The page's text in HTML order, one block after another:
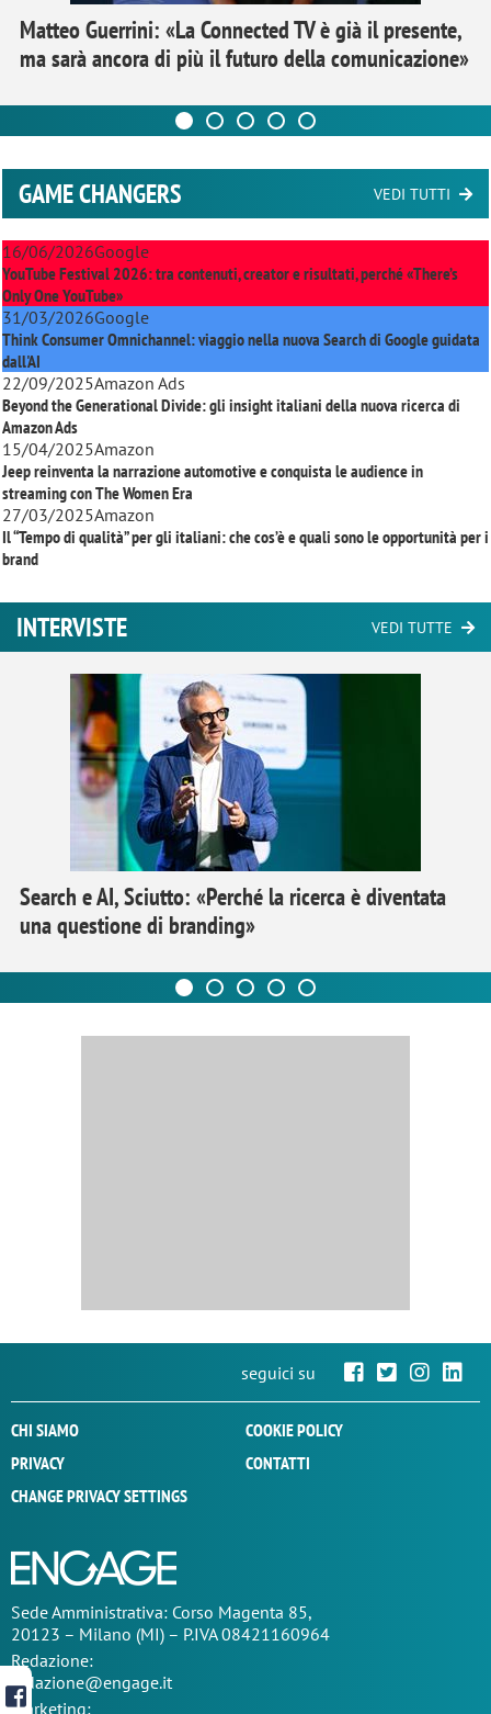
Matteo Guerrini: «La Connected TV è già il presente,
ma sarà ancora di più il futuro della comunicazione»
GAME CHANGERS VEDI TUTTI
16/06/2026Google
YouTube Festival 2026: tra contenuti, creator e risultati, perché «There’s
Only One YouTube»
31/03/2026Google
Think Consumer Omnichannel: viaggio nella nuova Search di Google guidata
dall'AI
22/09/2025Amazon Ads
Beyond the Generational Divide: gli insight italiani della nuova ricerca di
Amazon Ads
15/04/2025Amazon
Jeep reinventa la narrazione automotive e conquista le audience in
streaming conThe Women Era
27/03/2025Amazon
Il “Tempo di qualità” per gli italiani: che cos’è e quali sono le opportunità per i
brand
INTERVISTE VEDI TUTTE
Search e AI, Sciutto: «Perché la ricerca è diventata
una questione di branding»
seguici su
CHI SIAMO
COOKIE POLICY
PRIVACY
CONTATTI
CHANGE PRIVACY SETTINGS
SedeAmministrativa: Corso Magenta 85,
20123 – Milano (MI) – P.IVA 08421160964
Redazione:
redazione@engage.it
Marketing: